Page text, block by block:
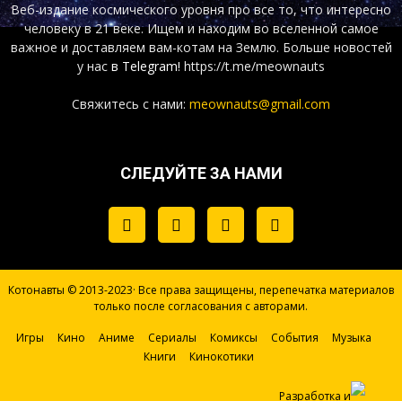
Веб-издание космического уровня про все то, что интересно
человеку в 21 веке. Ищем и находим во вселенной самое
важное и доставляем вам-котам на Землю. Больше новостей
у нас в Telegram! https://t.me/meownauts
Свяжитесь с нами: meownauts@gmail.com
СЛЕДУЙТЕ ЗА НАМИ
Котонавты © 2013-2023· Все права защищены, перепечатка материалов
только после согласования с авторами.
Игры Кино Аниме Сериалы Комиксы События
Музыка
Книги
Кинокотики
Разработка и